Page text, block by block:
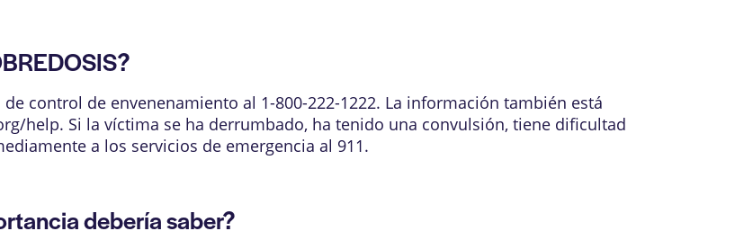
control de envenenamiento al 1-800-222-1222. La información también está
help. Si la víctima se ha derrumbado, ha tenido una convulsión, tiene dificultad
a los servicios de emergencia al 911.
debería saber?